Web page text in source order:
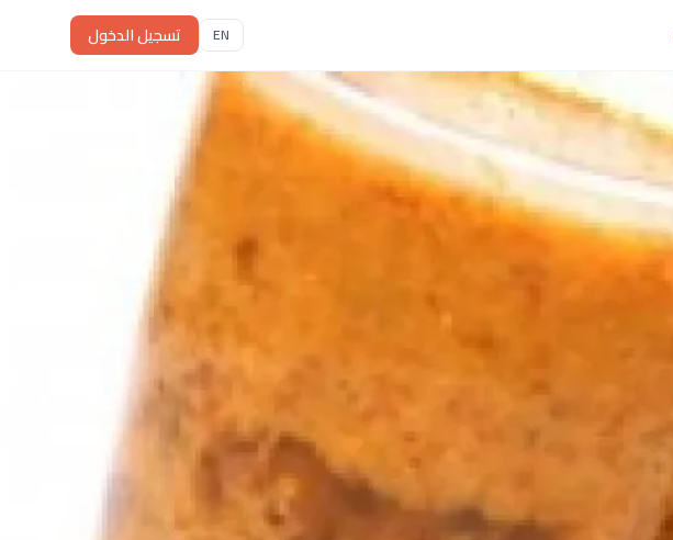
EN تسجيل الدخول